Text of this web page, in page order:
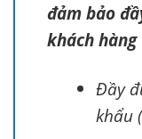
đảm bảo
khách hàng
Đầy
khẩu